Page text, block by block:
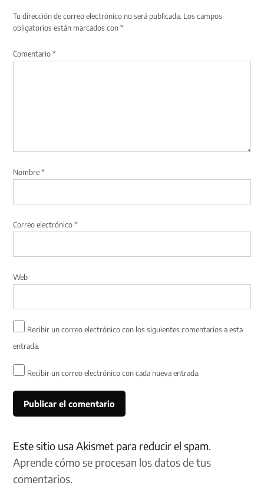
Tu dirección de correo electrónico no será publicada. Los campos
obligatorios están marcados con*
Comentario*
Nombre*
Correo electrónico*
Web
Recibir un correo electrónico con los siguientes comentarios a esta
entrada.
Recibir un correo electrónico con cada nueva entrada.
Este sitio usa Akismet para reducir el spam.
Aprende cómo se procesan los datos de tus
comentarios.